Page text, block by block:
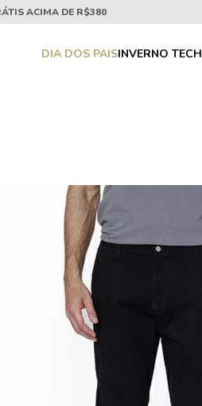
ACIMA DE R$380
DIA DOS PAISINVERNO TECH